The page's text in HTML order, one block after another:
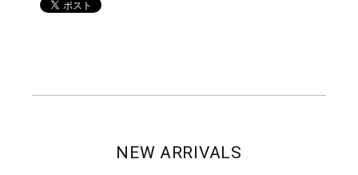
NEW ARRIVALS